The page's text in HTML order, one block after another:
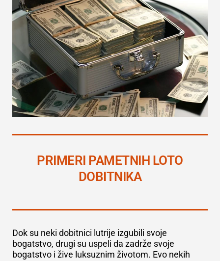
PRIMERI PAMETNIH LOTO
DOBITNIKA
Dok su neki dobitnici lutrije izgubili svoje
bogatstvo, drugi su uspeli da zadrže svoje
bogatstvo i žive luksuznim životom. Evo nekih